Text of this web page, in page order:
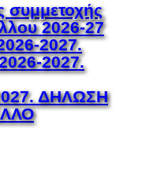
συμμετοχής
2026-27
2027.
2027.
ΔΗΛΩΣΗ